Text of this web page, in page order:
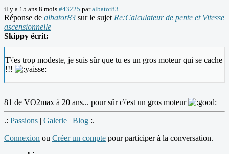
il y a 15 ans 8 mois #43225 paralbator83
Réponse de albator83 sur le sujet Re:Calculateur de pente et Vitesse
ascensionnelle
Skippy écrit:
T\'es trop modeste, je suis sûr que tu es un gros moteur qui se cache
!!!
81 de VO2max à 20 ans... pour sûr c\'est un gros moteur
.: Passions | Galerie | Blog :.
Connexion ou Créer un compte pour participer à la conversation.